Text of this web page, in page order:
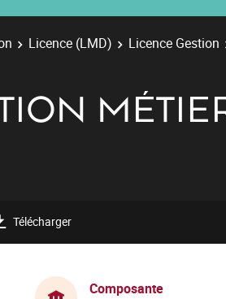
Licence (LMD) Licence Gestion
Télécharger
Composante